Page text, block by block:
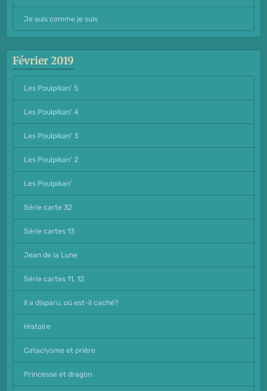
Je suis comme je suis
Février 2019
Les Poulpikan' 5
Les Poulpikan' 4
Les Poulpikan' 3
Les Poulpikan' 2
Les Poulpikan'
Série carte 32
Série cartes 13
Jean de la Lune
Série cartes 11, 12
Il a disparu, où est-il caché?
Histoire
Cataclysme et prière
Princesse et dragon.